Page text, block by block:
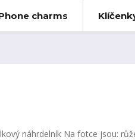
charms
náhrdelník Na fotce jsou: